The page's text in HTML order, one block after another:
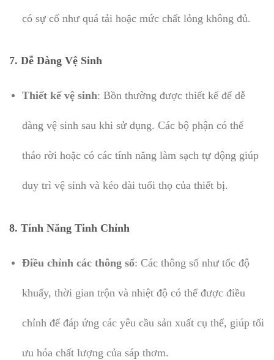
có sự cố như quá tải hoặc mức chất lỏng không đủ.
7. Dễ Dàng Vệ Sinh
Thiết kế vệ sinh: Bồn thường được thiết kế để dễ
dàng vệ sinh sau khi sử dụng. Các bộ phận có thể
tháo rời hoặc có các tính năng làm sạch tự động giúp
duy trì vệ sinh và kéo dài tuổi thọ của thiết bị.
8. Tính Năng Tinh Chỉnh
Điều chỉnh các thông số: Các thông số như tốc độ
khuấy, thời gian trộn và nhiệt độ có thể được điều
chỉnh để đáp ứng các yêu cầu sản xuất cụ thể, giúp tối
ưu hóa chất lượng của sáp thơm.